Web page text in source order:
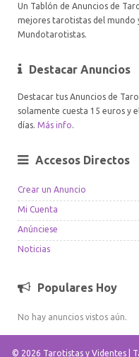
Un Tablón de Anuncios de
mejores tarotistas del mundo
Mundotarotistas.
Destacar Anuncios
Destacar tus Anuncios de
solamente cuesta 15 euros y
días. Más info
Accesos Directos
Crear un Anuncio
Mi Cuenta
Anúnciese
Noticias
Populares Hoy
No hay anuncios vistos aún.
© 2026 Tarotistas y Videntes |